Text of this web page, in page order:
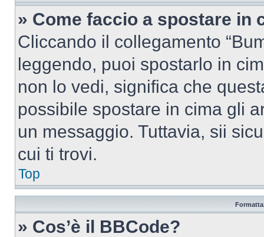
» Come faccio a spostare in
Cliccando il collegamento
leggendo, puoi spostarlo in
non lo vedi, significa che
possibile spostare in cima gli
un messaggio. Tuttavia, sii
cui ti trovi.
Top
» Cos’è il BBCode?